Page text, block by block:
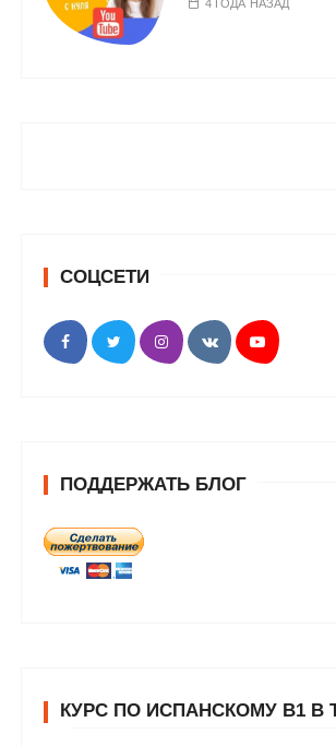
4 ГОДА НАЗАД
СОЦСЕТИ
ПОДДЕРЖАТЬ БЛОГ
КУРС ПО ИСПАНСКОМУ В1 В